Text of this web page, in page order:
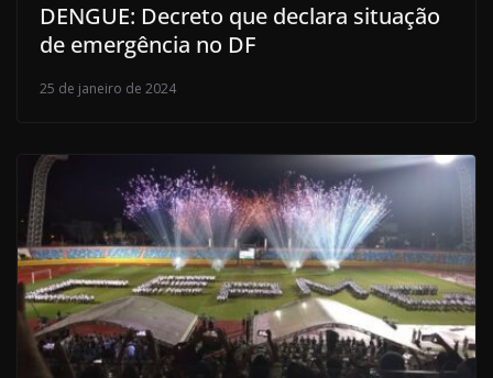
DENGUE: Decreto que declara situação
de emergência no DF
25 de janeiro de 2024